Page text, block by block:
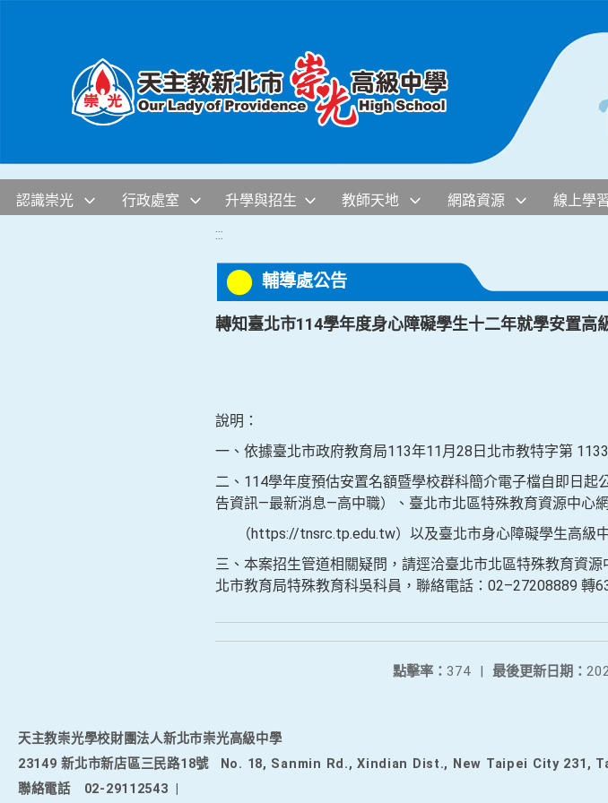
認識崇光 行政處室 升學與招生 教師天地 網路資源 線上學
:::
輔導處公告
轉知臺北市114學年度身心障礙學生十二年就學安置高
說明：
一、依據臺北市政府教育局113年11月28日北市教特字第
二、114學年度預估安置名額暨學校群科簡介電子檔自即日
告資訊—最新消息—高中職）、臺北市北區特殊教育資源中心
（https://tnsrc.tp.edu.tw）以及臺北市身心障礙學生高級
三、本案招生管道相關疑問，請逕洽臺北市北區特殊教育資
北市教育局特殊教育科吳科員，聯絡電話：02–27208889 轉
最後更新日期：
點擊率： 374 |
天主教崇光學校財團法人新北市崇光高級中學
23149 新北市新店區三民路18號
No. 18, Sanmin Rd., Xindian Dist., New Taipei City 231,
聯絡電話
02-29112543